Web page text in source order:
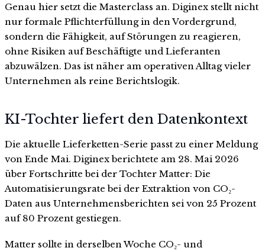
Genau hier setzt die Masterclass an. Diginex stellt nicht
nur formale Pflichterfüllung in den Vordergrund,
sondern die Fähigkeit, auf Störungen zu reagieren,
ohne Risiken auf Beschäftigte und Lieferanten
abzuwälzen. Das ist näher am operativen Alltag vieler
Unternehmen als reine Berichtslogik.
KI-Tochter liefert den Datenkontext
Die aktuelle Lieferketten-Serie passt zu einer Meldung
von Ende Mai. Diginex berichtete am 28. Mai 2026
über Fortschritte bei der Tochter Matter: Die
Automatisierungsrate bei der Extraktion von CO₂-
Daten aus Unternehmensberichten sei von 25 Prozent
auf 80 Prozent gestiegen.
Matter sollte in derselben Woche CO₂- und